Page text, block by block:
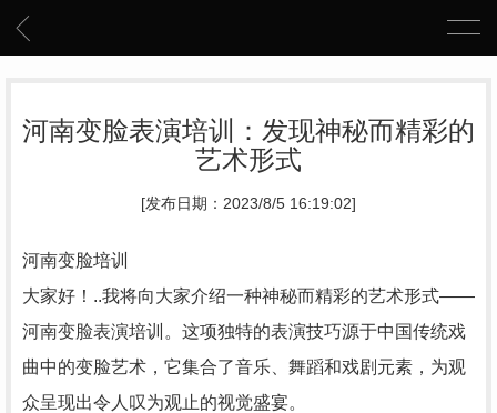
河南变脸表演培训：发现神秘而精彩的
艺术形式
[发布日期：2023/8/5 16:19:02]
河南变脸培训
大家好！..我将向大家介绍一种神秘而精彩的艺术形式——
河南变脸表演培训。这项独特的表演技巧源于中国传统戏
曲中的变脸艺术，它集合了音乐、舞蹈和戏剧元素，为观
众呈现出令人叹为观止的视觉盛宴。